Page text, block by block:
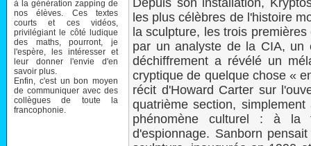
à la génération zapping de
nos élèves. Ces textes
courts et ces vidéos,
privilégiant le côté ludique
des maths, pourront, je
l'espère, les intéresser et
leur donner l'envie d'en
savoir plus.
Enfin, c'est un bon moyen
de communiquer avec des
collègues de toute la
francophonie.
Depuis son installation,
les plus célèbres de l'histoire
la sculpture, les trois
par un analyste de la CIA, un
déchiffrement a révélé un
cryptique de quelque chose «
récit d'Howard Carter sur
quatrième section,
phénomène culturel : à la
d'espionnage. Sanborn